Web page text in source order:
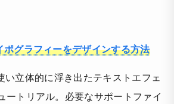
グラフィーをデザインする方法
い立体的に浮き出たテキストエフェ
ートリアル。必要なサポートファイ